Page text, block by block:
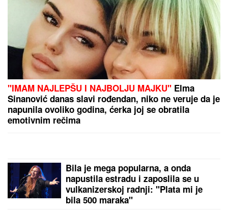
Albanci grade mega-džamiju sa 13 spratova: Lokalci
besni, u Londonu, u krugu od 5 kilometara, 15
džamija